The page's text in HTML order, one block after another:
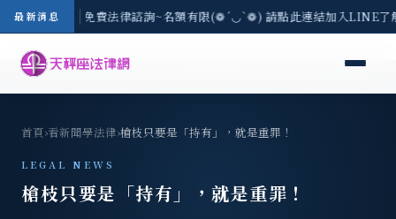
最新消息
-8/3(一) 現場免費法律諮詢~名額有限(❁´◡`❁) 請點此連結加入LINE
首頁›看新聞學法律›槍枝只要是「持有」，就是重罪！
LEGAL NEWS
槍枝只要是「持有」，就是重罪！